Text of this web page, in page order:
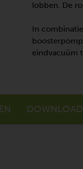
lobben. De
In
eindvacuüm
DOWNLOAD